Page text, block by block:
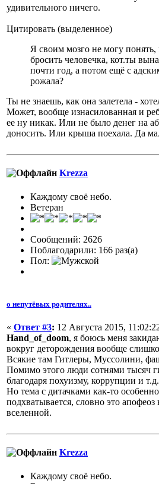
удивительного ничего.
Цитировать (выделенное)
Я своим мозго не могу
бросить человечка, кот.ты
почти год, а потом ещё с
рожала?
Ты не знаешь, как она залетела -
Может, вообще изнасилованная и
ее ну никак. Или не было денег на
доносить. Или крыша поехала. Да
Krezza
Каждому своё небо.
Ветеран
Сообщений: 2626
Поблагодарили: 166 раз(а)
Пол:
о непутёвых родителях..
« Ответ #3: 12 Августа 2015,
Hand_of_doom, я боюсь меня
вокруг деторождения вообще
Всякие там Гитлеры, Муссолини,
Помимо этого люди сотнями тысяч
благодаря похуизму, коррупции и т.д.
Но тема с дитачками как-то
подхватывается, словно это апофеоз
вселенной.
Krezza
Каждому своё небо.